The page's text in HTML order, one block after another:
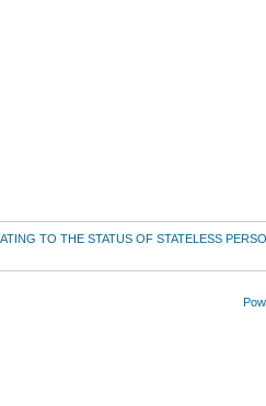
TO THE STATUS OF STATELESS